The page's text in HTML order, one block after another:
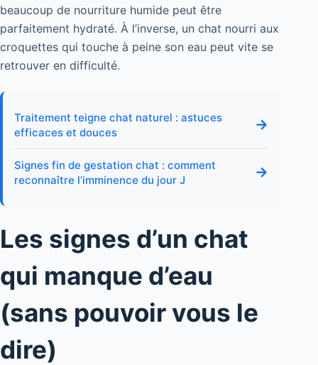
beaucoup de nourriture humide peut être
parfaitement hydraté. À l’inverse, un chat nourri aux
croquettes qui touche à peine son eau peut vite se
retrouver en difficulté.
Traitement teigne chat naturel : astuces
efficaces et douces
→
Signes fin de gestation chat : comment
reconnaître l’imminence du jour J
→
Les signes d’un chat
qui manque d’eau
(sans pouvoir vous le
dire)